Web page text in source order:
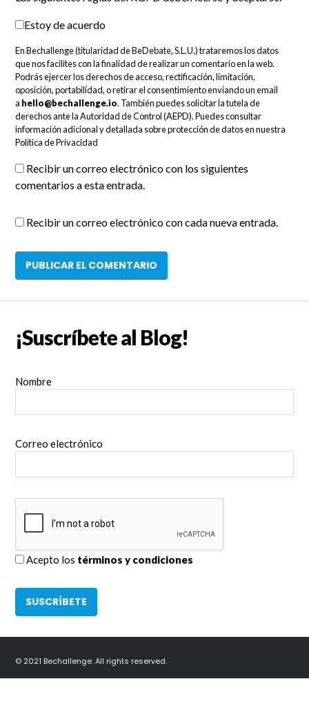
Estoy de acuerdo
En Bechallenge (titularidad de BeDebate, S.L.U.) trataremos los datos
que nos facilites con la finalidad de realizar un comentario en la web.
Podrás ejercer los derechos de acceso, rectificación, limitación,
oposición, portabilidad, o retirar el consentimiento enviando un email
a hello@bechallenge.io. También puedes solicitar la tutela de
derechos ante la Autoridad de Control (AEPD). Puedes consultar
información adicional y detallada sobre protección de datos en nuestra
Política de Privacidad
Recibir un correo electrónico con los siguientes
comentarios a esta entrada.
Recibir un correo electrónico con cada nueva entrada.
¡Suscríbete al Blog!
Nombre
Correo electrónico
Acepto los términos y condiciones
© 2021 Bechallenge. All rights reserved.